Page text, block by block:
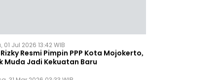
01 Jul 2026 13:42 WIB
Resmi Pimpin PPP Kota Mojokerto,
Muda Jadi Kekuatan Baru